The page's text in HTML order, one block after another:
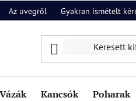
Az üvegről Gyakran ismételt
Vázák Kancsók Poharak